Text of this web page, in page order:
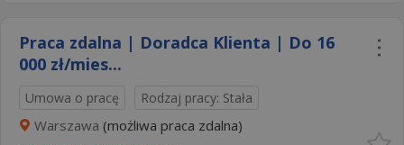
Praca zdalna | Doradca Klienta | Do 16
000 zł/mies...
Umowa o pracę Rodzaj pracy: Stała
Warszawa (możliwa praca zdalna)